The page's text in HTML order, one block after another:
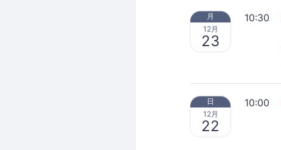
月
12月
23
10:30
日
12月
22
10:00